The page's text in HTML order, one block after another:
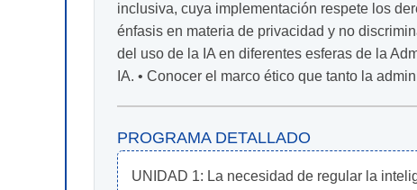
inclusiva, cuya implementación respete los
énfasis en materia de privacidad y no
del uso de la IA en diferentes esferas de la
IA. • Conocer el marco ético que tanto la
PROGRAMA DETALLADO
UNIDAD 1: La necesidad de regular la